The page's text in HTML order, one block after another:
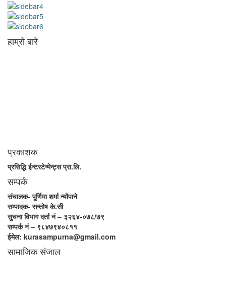
हाम्रो बारे
प्रकाशक
प्रसिद्धि ईन्टरटेन्मेन्ट्स प्रा.लि.
सम्पर्क
संचालक- पूर्णिमा शर्मा न्यौपाने
सम्पादक- सन्तोष के.सी
सुचना विभाग दर्ता नं – ३२६४-०७८/७९
सम्पर्क नं – ९८४७९४०८११
ईमेल: kurasampurna@gmail.com
सामाजिक संजाल